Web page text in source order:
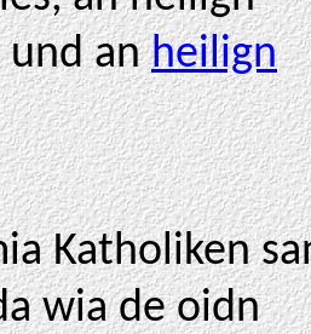
und anheilign
Katholiken
wia de oidn